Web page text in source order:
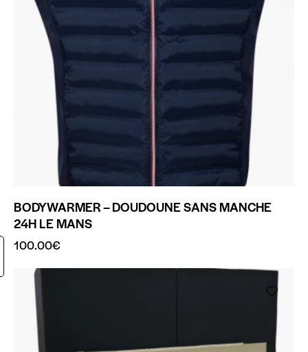
BODYWARMER – DOUDOUNE SANS MANCHE
24H LE MANS
100.00€